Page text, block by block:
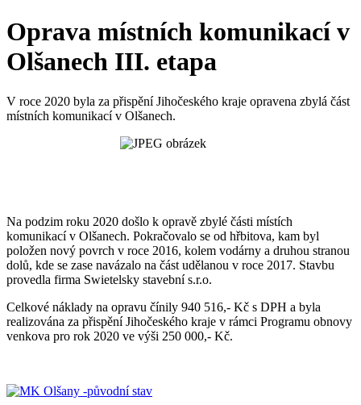
Oprava místních komunikací v
Olšanech III. etapa
V roce 2020 byla za přispění Jihočeského kraje opravena zbylá část
místních komunikací v Olšanech.
Na podzim roku 2020 došlo k opravě zbylé části místích
komunikací v Olšanech. Pokračovalo se od hřbitova, kam byl
položen nový povrch v roce 2016, kolem vodárny a druhou stranou
dolů, kde se zase navázalo na část udělanou v roce 2017. Stavbu
provedla firma Swietelsky stavební s.r.o.
Celkové náklady na opravu čínily 940 516,- Kč s DPH a byla
realizována za přispění Jihočeského kraje v rámci Programu obnovy
venkova pro rok 2020 ve výši 250 000,- Kč.